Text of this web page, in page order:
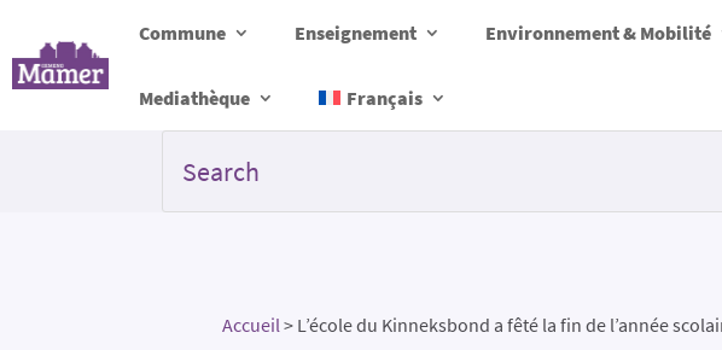
Commune Enseignement Environnement & Mobilité
Mediathèque Français
Accueil> L’école du Kinneksbond a fêté la fin de l’année